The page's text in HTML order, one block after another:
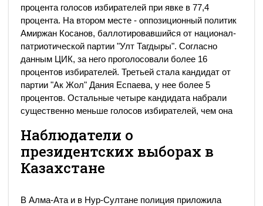
процента голосов избирателей при явке в 77,4
процента. На втором месте - оппозиционный политик
Амиржан Косанов, баллотировавшийся от национал-
патриотической партии "Улт Тагдыры". Согласно
данным ЦИК, за него проголосовали более 16
процентов избирателей. Третьей стала кандидат от
партии "Ак Жол" Дания Еспаева, у нее более 5
процентов. Остальные четыре кандидата набрали
существенно меньше голосов избирателей, чем она
Наблюдатели о
президентских выборах в
Казахстане
В Алма-Ата и в Нур-Султане полиция приложила